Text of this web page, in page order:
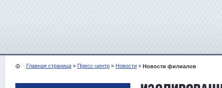
Главная страница » Пресс-центр » Новости » Новости филиалов